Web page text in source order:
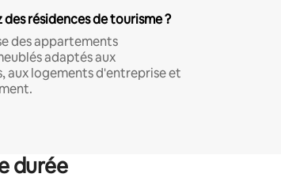
des résidences de tourisme ?
des appartements
adaptés aux
aux logements d'entreprise et
durée